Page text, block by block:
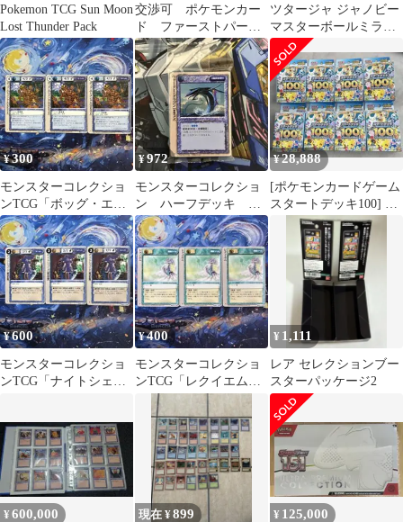
Pokemon TCG Sun Moon
Lost Thunder Pack
交渉可 ポケモンカー
ド ファーストパート
ナーコレクション、メ
ガリザードン缶セット
ツタージャ ジャノビー
マスターボールミラー
2枚セット 進化ライン
ポケカ
¥300
モンスターコレクショ
ンTCG「ボッグ・エレ
メンタル」頻繁（△）3
枚セット
¥972
モンスターコレクショ
ン ハーフデッキ 未
開封
¥28,888
[ポケモンカードゲーム
スタートデッキ100] 8
個セット
¥600
モンスターコレクショ
ンTCG「ナイトシェイ
¥400
モンスターコレクショ
ンTCG「レクイエム」
頻繁（△）3枚セット
¥ 1,111
レア セレクションブー
スターパッケージ2
¥600,000 現在 ¥899 ¥ 125,000